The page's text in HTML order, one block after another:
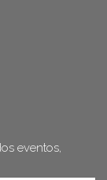
eventos,